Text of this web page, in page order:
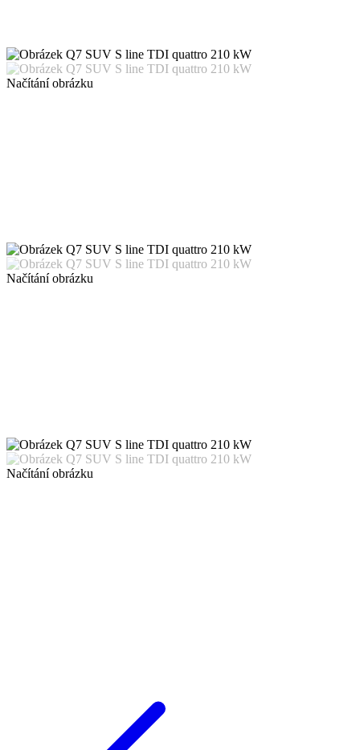
Načítání obrázku
Načítání obrázku
Načítání obrázku